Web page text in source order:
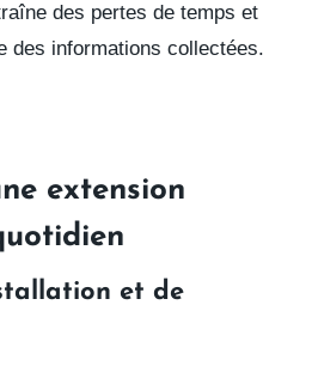
des pertes de temps et
des informations collectées.
extension
et de